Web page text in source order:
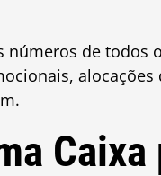
números de todos
alocações
Caixa